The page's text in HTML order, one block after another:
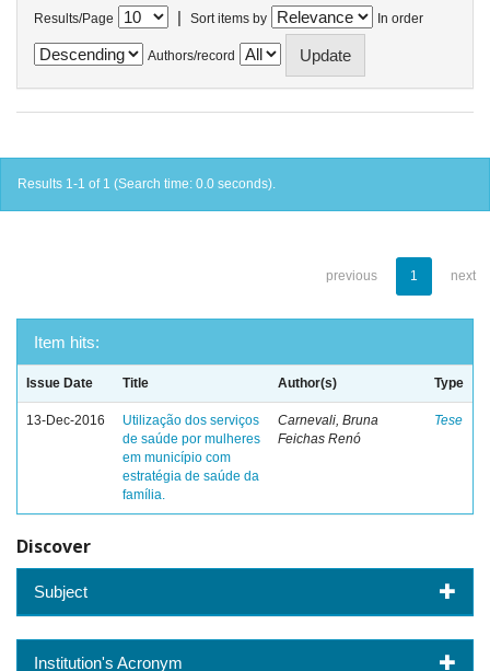
Results/Page | Sort items by In order
Authors/record
Results 1-1 of 1 (Search time: 0.0 seconds).
previous 1 next
Item hits:
Issue Date Title Author(s) Type
13-Dec-2016
Utilização dos serviços
de saúde por mulheres
em município com
estratégia de saúde da
família.
Carnevali, Bruna
Feichas Renó
Tese
Discover
Subject
Institution's Acronym